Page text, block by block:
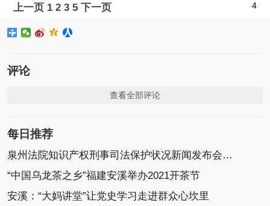
上一页 1 2 3 4
5 下一页
评论
查看全部评论
每日推荐
泉州法院知识产权刑事司法保护状况新闻发布会召开
“中国乌龙茶之乡”福建安溪举办2021开茶节
安溪：“大妈讲堂”让党史学习走进群众心坎里